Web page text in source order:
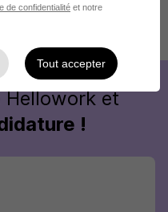
et
!
de confidentialité et notre
Tout accepter